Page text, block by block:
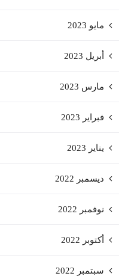
مايو 2023
أبريل 2023
مارس 2023
فبراير 2023
يناير 2023
ديسمبر 2022
نوفمبر 2022
أكتوبر 2022
سبتمبر 2022